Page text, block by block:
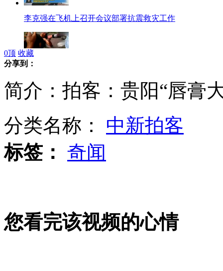
李克强在飞机上召开会议部署抗震救灾工作
雅安7级地震 重庆男子从4楼跳下
央视主播连线雅安书记了解灾情
重庆市应急志愿者专业救援队驰援雅安灾区
0顶 收藏
分享到：
简介：拍客：贵阳“唇膏
分类名称： 中新拍客
标签： 奇闻
您看完该视频的心情